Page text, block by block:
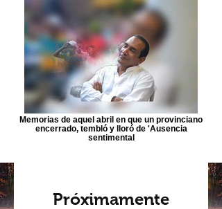
Memorias de aquel abril en que un provinciano
encerrado, tembló y lloró de 'Ausencia
sentimental
Próximamente